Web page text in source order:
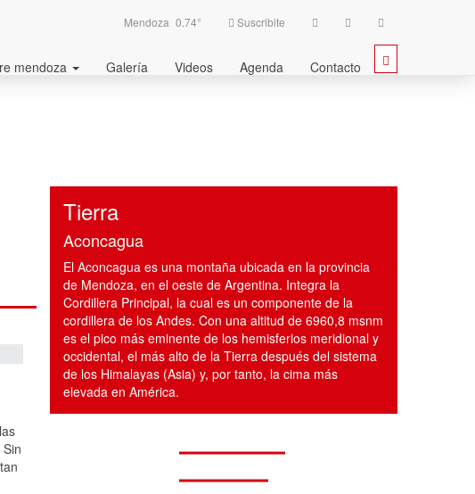
Mendoza 0.74° Suscribite
mendoza Galería Videos Agenda Contacto
Tierra
Aconcagua
El Aconcagua es una montaña ubicada en la provincia
de Mendoza, en el oeste de Argentina. Integra la
Cordillera Principal, la cual es un componente de la
cordillera de los Andes. Con una altitud de 6960,8 msnm
es el pico más eminente de los hemisferios meridional y
occidental, el más alto de la Tierra después del sistema
de los Himalayas (Asia) y, por tanto, la cima más
elevada en América.